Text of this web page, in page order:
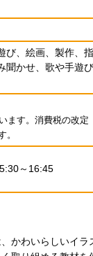
び、絵画、製作、指
聞かせ、歌や手遊び
ます。消費税の改定
。
～16:45
かわいらしいイラ